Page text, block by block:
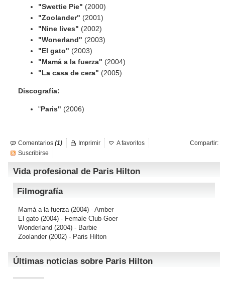
"Swettie Pie" (2000)
"Zoolander" (2001)
"Nine lives" (2002)
"Wonerland" (2003)
"El gato" (2003)
"Mamá a la fuerza" (2004)
"La casa de cera" (2005)
Discografía:
"Paris" (2006)
Comentarios (1) Compartir:
Imprimir
A favoritos
Suscribirse
Vida profesional de Paris Hilton
Filmografía
Mamá a la fuerza(2004) - Amber
El gato (2004) - Female Club-Goer
Wonderland (2004) - Barbie
Zoolander (2002) - Paris Hilton
Últimas noticias sobre Paris Hilton